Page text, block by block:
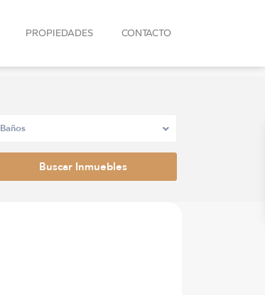
PROPIEDADES CONTACTO
Baños